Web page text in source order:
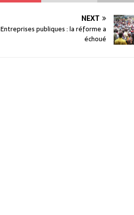
NEXT
Entreprises publiques : la réforme a
échoué